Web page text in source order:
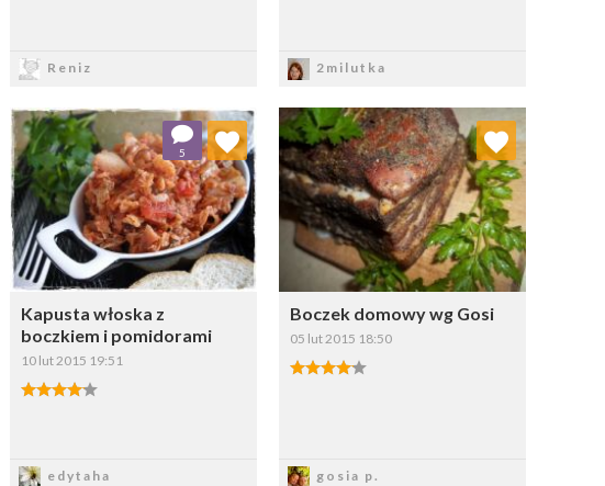
Reniz 2milutka
Kapusta włoska z
boczkiem i pomidorami
10 lut 2015 19:51
edytaha
5
Dodaj do ulubionych
Wybierz listę:
Boczek domowy wg Gosi
05 lut 2015 18:50
gosia p.
Dodaj do ulubionych
Wybierz listę: